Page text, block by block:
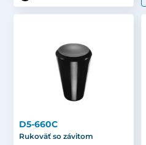
D5-660C
Rukoväť so závitom